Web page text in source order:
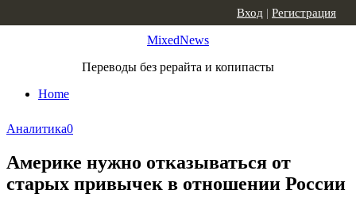
MixedNews
Переводы без рерайта и копипасты
Home
Вход | Регистрация
Аналитика0
Америке нужно отказываться от
старых привычек в отношении России